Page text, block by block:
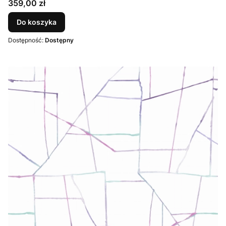
Cena
359,00 zł
Do koszyka
Dostępność: Dostępny